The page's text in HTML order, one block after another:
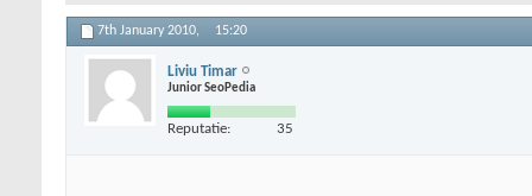
7th January 2010, 15:20
Liviu Timar
Junior SeoPedia
Reputatie: 35